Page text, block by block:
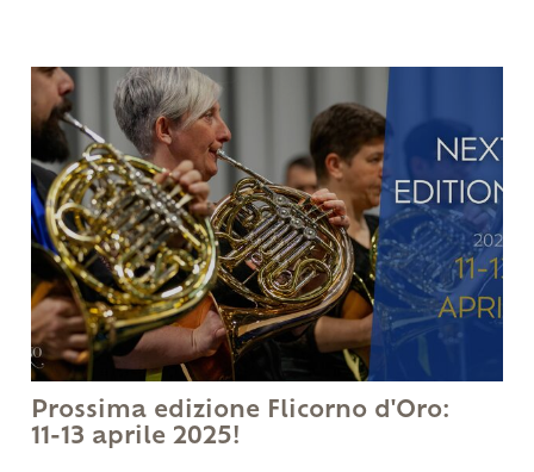
Prossima edizione Flicorno d'Oro:
11-13 aprile 2025!